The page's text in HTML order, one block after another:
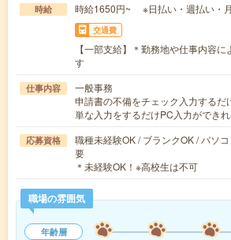
時給 時給1650円~ ※日払い・週払い・
交通費
【一部支給】＊勤務地や仕事内容
す
仕事内容
一般事務
申請書の不備をチェック入力するだ
単な入力をするだけPC入力ができ
応募資格
職種未経験OK / ブランクOK / パソ
要
＊未経験OK！※高校生は不可
職場の雰囲気
年齢層